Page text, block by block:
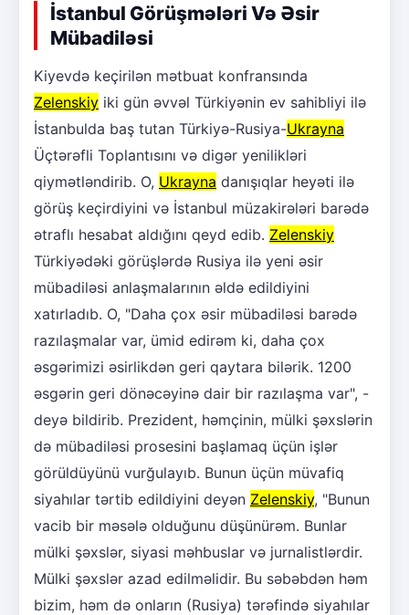
İstanbul Görüşmələri Və Əsir
Mübadiləsi
Kiyevdə keçirilən mətbuat konfransında
Zelenskiy iki gün əvvəl Türkiyənin ev sahibliyi ilə
İstanbulda baş tutan Türkiyə-Rusiya-Ukrayna
Üçtərəfli Toplantısını və digər yenilikləri
qiymətləndirib. O, Ukrayna danışıqlar heyəti ilə
görüş keçirdiyini və İstanbul müzakirələri barədə
ətraflı hesabat aldığını qeyd edib. Zelenskiy
Türkiyədəki görüşlərdə Rusiya ilə yeni əsir
mübadiləsi anlaşmalarının əldə edildiyini
xatırladıb. O, "Daha çox əsir mübadiləsi barədə
razılaşmalar var, ümid edirəm ki, daha çox
əsgərimizi əsirlikdən geri qaytara bilərik. 1200
əsgərin geri dönəcəyinə dair bir razılaşma var", -
deyə bildirib. Prezident, həmçinin, mülki şəxslərin
də mübadiləsi prosesini başlamaq üçün işlər
görüldüyünü vurğulayıb. Bunun üçün müvafiq
siyahılar tərtib edildiyini deyən Zelenskiy, "Bunun
vacib bir məsələ olduğunu düşünürəm. Bunlar
mülki şəxslər, siyasi məhbuslar və jurnalistlərdir.
Mülki şəxslər azad edilməlidir. Bu səbəbdən həm
bizim, həm də onların (Rusiya) tərəfində siyahılar